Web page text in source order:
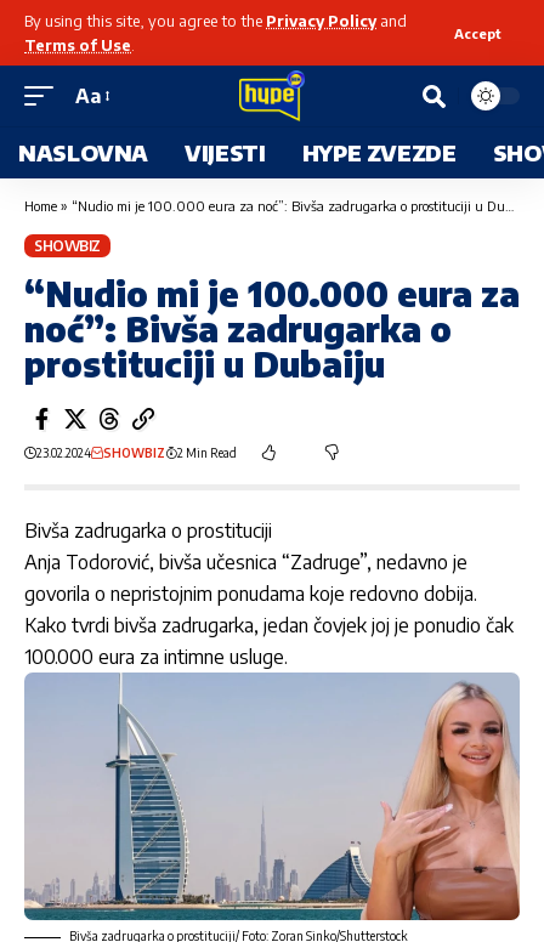
By using this site, you agree to the Privacy Policyand
Terms of Use
Accept
Aa
NASLOVNA VIJESTI HYPE ZVEZDE
Home » “Nudio mi je 100.000 eura za noć”: Bivša zadrugarka o prostituciji u Dubaiju
SHOWBIZ
“Nudio mi je 100.000 eura za
noć”: Bivša zadrugarka o
prostituciji u Dubaiju
23.02.2024 SHOWBIZ 2 Min Read
Bivša zadrugarka o prostituciji
Anja Todorović, bivša učesnica “Zadruge”, nedavno je
govorila o nepristojnim ponudama koje redovno dobija.
Kako tvrdi bivša zadrugarka, jedan čovjek joj je ponudio čak
100.000 eura za intimne usluge.
Bivša zadrugarka o prostituciji/ Foto: Zoran Sinko/Shutterstock